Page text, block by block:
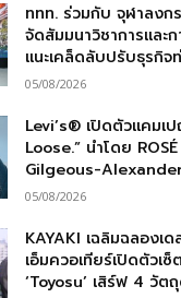
ททท. ร่วมกับ จุฬาลง
จัดสัมมนาวิชาการและ
แนะเคล็ดลับปรับธุรกิจ
05/08/2026
Levi’s® เปิดตัวแคมเ
Loose.” นำโดย
Gilgeous-
05/08/2026
KAYAKI เฉลิมฉลองเ
เอ็มควอเทียร์เปิดตัวเซ็
‘Toyosu’ เสิร์ฟ 4 วัต